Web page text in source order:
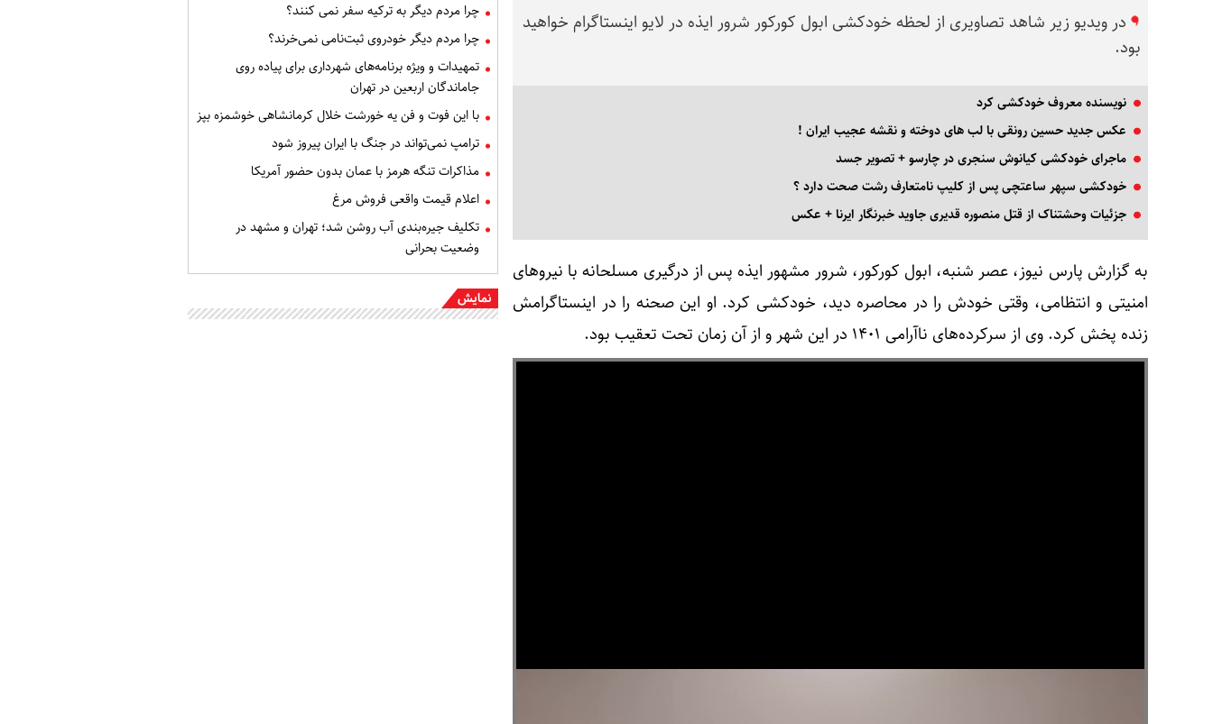
در ویدیو زیر شاهد تصاویری از لحظه خودکشی ابول کورکور شرور ایذه در لایو اینستاگرام خواهید
بود.
نویسنده معروف خودکشی کرد
عکس جدید حسین رونقی با لب های دوخته و نقشه عجیب ایران !
ماجرای خودکشی کیانوش سنجری در چارسو + تصویر جسد
خودکشی سپهر ساعتچی پس از کلیپ نامتعارف رشت صحت دارد ؟
جزئیات وحشتناک از قتل منصوره قدیری جاوید خبرنگار ایرنا + عکس
به گزارش پارس نیوز، عصر شنبه، ابول کورکور، شرور مشهور ایذه پس از درگیری مسلحانه با نیروهای
امنیتی و انتظامی، وقتی خودش را در محاصره دید، خودکشی کرد. او این صحنه را در اینستاگرامش
زنده پخش کرد. وی از سرکرده‌های ناآرامی ۱۴۰۱ در این شهر و از آن زمان تحت تعقیب بود.
چرا مردم دیگر به ترکیه سفر نمی کنند؟
چرا مردم دیگر خودروی ثبت‌نامی نمی‌خرند؟
تمهیدات و ویژه برنامه‌های شهرداری برای پیاده روی
جاماندگان اربعین در تهران
با این فوت و فن یه خورشت خلال کرمانشاهی خوشمزه بپز
ترامپ نمی‌تواند در جنگ با ایران پیروز شود
مذاکرات تنگه هرمز با عمان بدون حضور آمریکا
اعلام قیمت واقعی فروش مرغ
تکلیف جیره‌بندی آب روشن شد؛ تهران و مشهد در
وضعیت بحرانی
نمایش